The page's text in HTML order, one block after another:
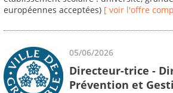
européennes acceptées) [ voir l'offre
05/06/2026
Directeur-trice -
Prévention et